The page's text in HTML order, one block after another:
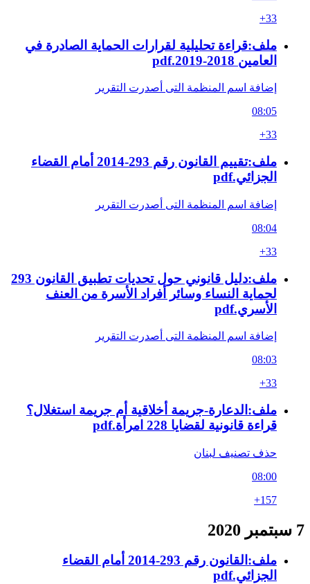
+33
ملف:قراءة تحليلية لقرارات الحماية الصادرة في
العامين 2018-2019.pdf
إضافة اسم المنظمة التى أصدرت التقرير
08:05
+33
ملف:تقييم القانون رقم 293-2014 أمام القضاء
الجزائي.pdf
إضافة اسم المنظمة التى أصدرت التقرير
08:04
+33
ملف:دليل قانوني حول تحديات تطبيق القانون 293
لحماية النساء وسائر أفراد الأسرة من العنف
الأسري.pdf
إضافة اسم المنظمة التى أصدرت التقرير
08:03
+33
ملف:الدعارة-جريمة أخلاقية أم جريمة استغلال؟
قراءة قانونية لقضايا 228 امرأة.pdf
حذف تصنيف لبنان
08:00
+157
7 سبتمبر 2020
ملف:القانون رقم 293-2014 أمام القضاء
الجزائي.pdf